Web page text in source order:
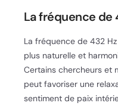
La fréquence de
La fréquence de 432
plus naturelle et
Certains chercheurs et
peut favoriser une
sentiment de paix